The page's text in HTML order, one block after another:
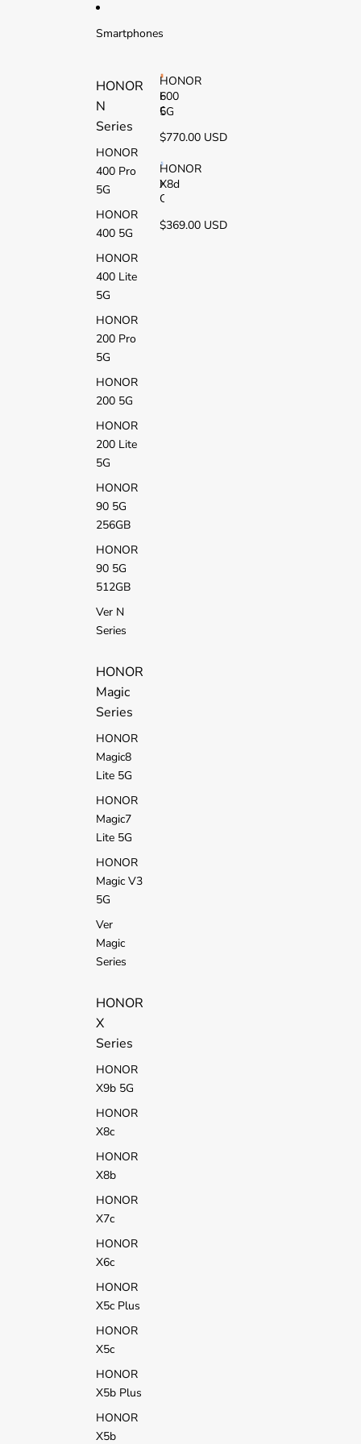
Smartphones
HONOR
N
Series
HONOR
400 Pro
5G
HONOR
400 5G
HONOR
400 Lite
5G
HONOR
200 Pro
5G
HONOR
200 5G
HONOR
200 Lite
5G
HONOR
90 5G
256GB
HONOR
90 5G
512GB
Ver N
Series
HONOR
Magic
Series
HONOR
Magic8
Lite 5G
HONOR
Magic7
Lite 5G
HONOR
Magic V3
5G
Ver
Magic
Series
HONOR
X
Series
HONOR
X9b 5G
HONOR
X8c
HONOR
X8b
HONOR
X7c
HONOR
X6c
HONOR
X5c Plus
HONOR
X5c
HONOR
X5b Plus
HONOR
X5b
HONOR
600
5G
H
O
O
6
0
0
G
$770.00 USD
HONOR
X8d
H
O
O
$369.00 USD